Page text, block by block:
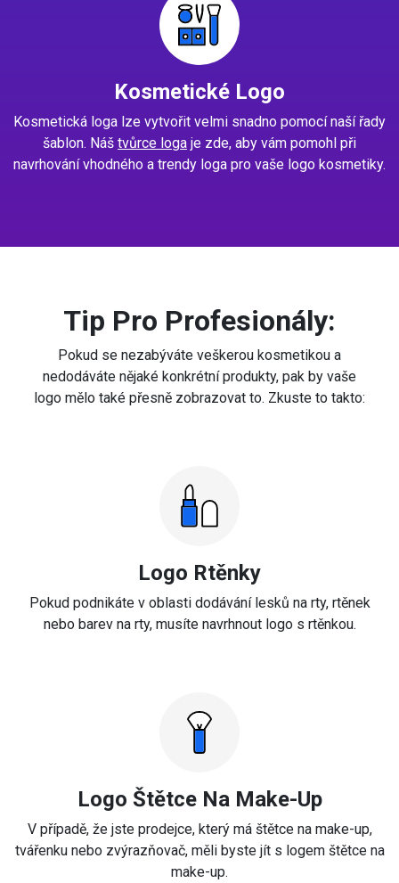
Kosmetické Logo
Kosmetická loga lze vytvořit velmi snadno pomocí naší řady
šablon. Náš tvůrce loga je zde, aby vám pomohl při
navrhování vhodného a trendy loga pro vaše logo kosmetiky.
Tip Pro Profesionály:
Pokud se nezabýváte veškerou kosmetikou a
nedodáváte nějaké konkrétní produkty, pak by vaše
logo mělo také přesně zobrazovat to. Zkuste to takto:
Logo Rtěnky
Pokud podnikáte v oblasti dodávání lesků na rty, rtěnek
nebo barev na rty, musíte navrhnout logo s rtěnkou.
Logo Štětce Na Make-Up
V případě, že jste prodejce, který má štětce na make-up,
tvářenku nebo zvýrazňovač, měli byste jít s logem štětce na
make-up.